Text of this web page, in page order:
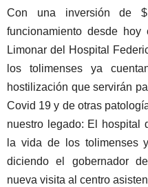
Con una inversión de
funcionamiento desde
Limonar del Hospital
los tolimenses ya
hostilización que servirán
Covid 19 y de otras
nuestro legado: El hospital
la vida de los tolimenses
diciendo el gobernador
nueva visita al centro